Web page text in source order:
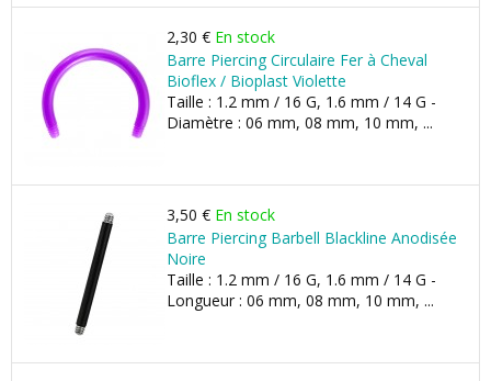
2,30 € En stock
Barre Piercing Circulaire Fer à Cheval
Bioflex / Bioplast Violette
Taille : 1.2 mm / 16 G, 1.6 mm / 14 G -
Diamètre : 06 mm, 08 mm, 10 mm, ...
3,50 € En stock
Barre Piercing Barbell Blackline Anodisée
Noire
Taille : 1.2 mm / 16 G, 1.6 mm / 14 G -
Longueur : 06 mm, 08 mm, 10 mm, ...